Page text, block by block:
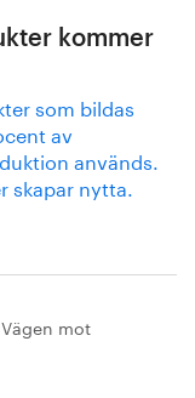
kommer
som bildas
av
används.
skapar nytta.
mot